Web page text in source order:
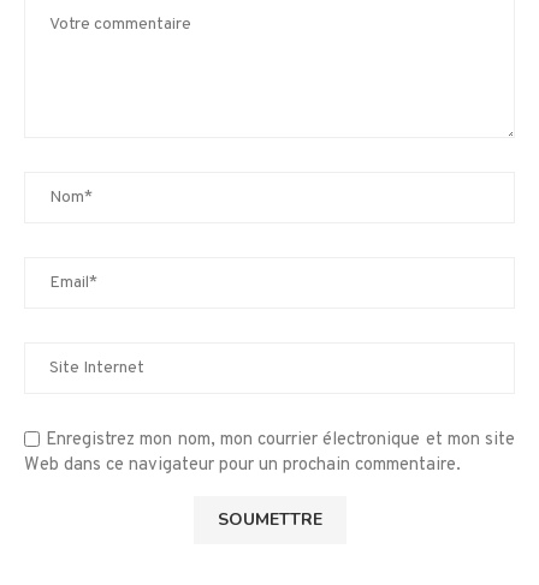
Enregistrez mon nom, mon courrier électronique et mon site
Web dans ce navigateur pour un prochain commentaire.